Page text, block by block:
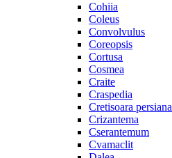
Cohiia
Coleus
Convolvulus
Coreopsis
Cortusa
Cosmea
Craite
Craspedia
Cretisoara persiana
Crizantema
Cserantemum
Cvamaclit